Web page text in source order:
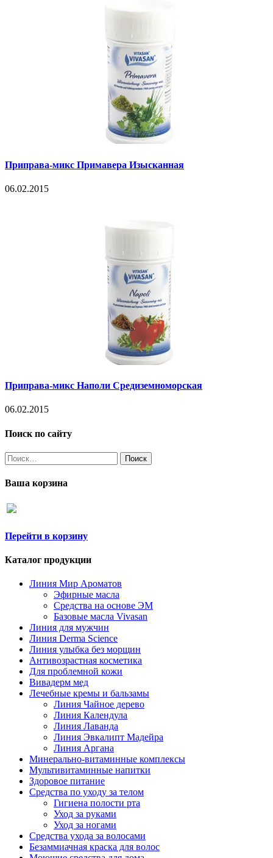
Приправа-микс Примавера Изысканная
06.02.2015
Приправа-микс Наполи Средиземноморская
06.02.2015
Поиск по сайту
Найти:
Ваша корзина
Перейти в корзину
Каталог продукции
Линия Мир Ароматов
Эфирные масла
Средства на основе ЭМ
Базовые масла Vivasan
Линия для мужчин
Линия Derma Science
Линия улыбка без морщин
Антивозрастная косметика
Для проблемной кожи
Вивадерм мед
Лечебные кремы и бальзамы
Линия Чайное дерево
Линия Календула
Линия Лаванда
Линия Эвкалипт Мадейра
Линия Аргана
Минерально-витаминные комплексы
Мультивитаминные напитки
Здоровое питание
Средства по уходу за телом
Гигиена полости рта
Уход за руками
Уход за ногами
Средства ухода за волосами
Безаммиачная краска для волос